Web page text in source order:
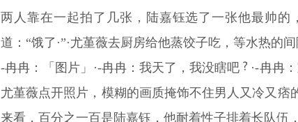
两人靠在一起拍了几张，陆嘉钰选了一张他最帅的
道：“饿了·”·尤堇薇去厨房给他蒸饺子吃，等水热的
-冉冉：「图片」·-冉冉：我天了，我没瞎吧
·-冉冉
尤堇薇点开照片，模糊的画质掩饰不住男人又冷又
来看，百分之一百是陆嘉钰，他耐着性子排着长队伍